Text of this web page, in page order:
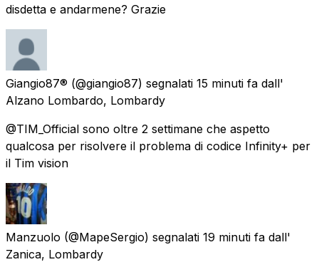
disdetta e andarmene? Grazie
Giangio87® (@giangio87) segnalati 15 minuti fa dall'
Alzano Lombardo, Lombardy
@TIM_Official sono oltre 2 settimane che aspetto
qualcosa per risolvere il problema di codice Infinity+ per
il Tim vision
Manzuolo (@MapeSergio) segnalati 19 minuti fa dall'
Zanica, Lombardy